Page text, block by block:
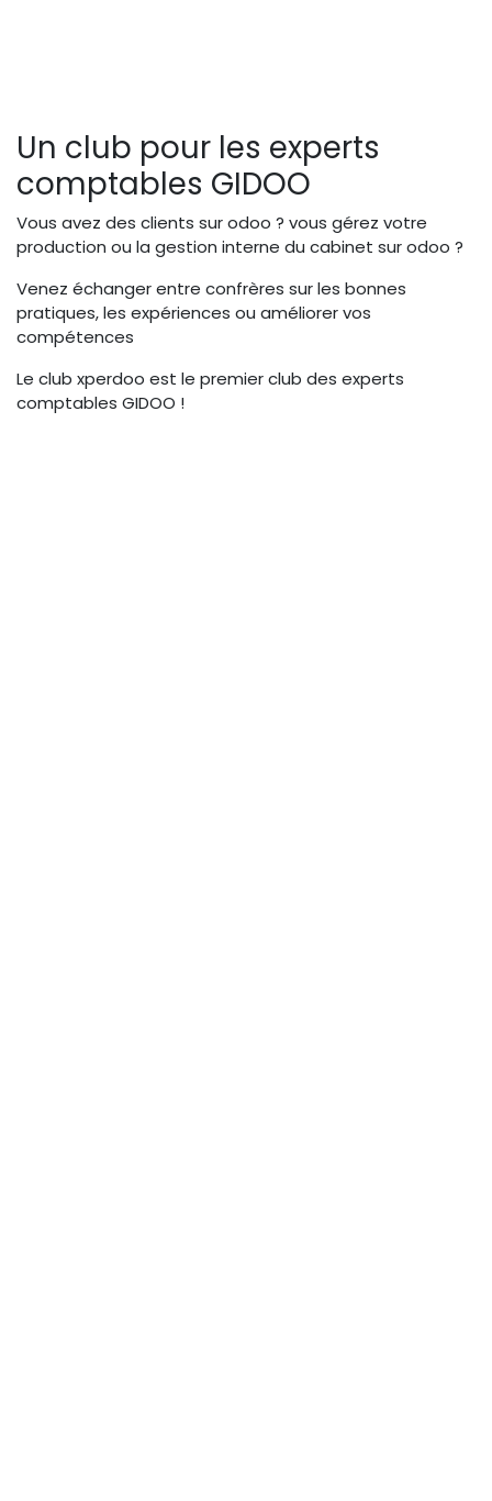
Un club pour les experts
comptables GIDOO
Vous avez des clients sur odoo ? vous gérez votre
production ou la gestion interne du cabinet sur odoo ?
Venez échanger entre confrères sur les bonnes
pratiques, les expériences ou améliorer vos
compétences
Le club xperdoo est le premier club des experts
comptables GIDOO !